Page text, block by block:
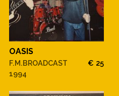
OASIS
F.M.BROADCAST
1994
€ 25